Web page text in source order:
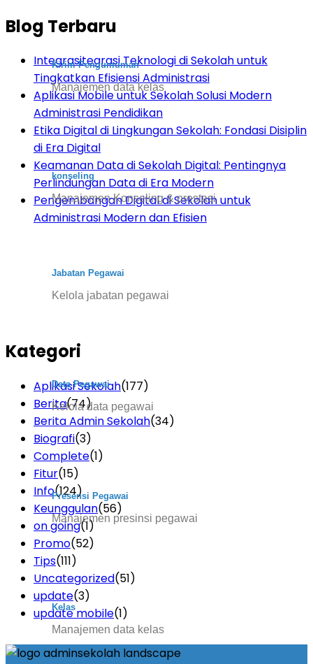
Kirim Pengumuman
Manajemen data kelas
konseling
Manajemen Konseling & prestasi
Jabatan Pegawai
Kelola jabatan pegawai
Data Pegawai
Kelola data pegawai
Presensi Pegawai
Manajemen presinsi pegawai
Kelas
Manajemen data kelas
Blog Terbaru
Integrasitegrasi Teknologi di Sekolah untuk
Tingkatkan Efisiensi Administrasi
Aplikasi Mobile untuk Sekolah Solusi Modern
Administrasi Pendidikan
Etika Digital di Lingkungan Sekolah: Fondasi Disiplin
di Era Digital
Keamanan Data di Sekolah Digital: Pentingnya
Perlindungan Data di Era Modern
Pengembangan Digital di Sekolah untuk
Administrasi Modern dan Efisien
Kategori
Aplikasi Sekolah(177)
Berita(74)
Berita Admin Sekolah(34)
Biografi(3)
Complete(1)
Fitur(15)
Info(124)
Keunggulan(56)
on going(1)
Promo(52)
Tips(111)
Uncategorized(51)
update(3)
update mobile(1)